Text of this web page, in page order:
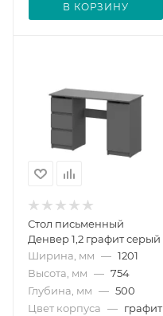
В КОРЗИНУ
Стол письменный
Денвер 1,2 графит серый
Ширина, мм — 1201
Высота, мм — 754
Глубина, мм — 500
Цвет корпуса — графит